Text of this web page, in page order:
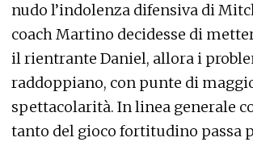
nudo l’indolenza difensiva di
coach Martino decidesse di
il rientrante Daniel, allora i
raddoppiano, con punte di
spettacolarità. In linea generale
tanto del gioco fortitudino passa